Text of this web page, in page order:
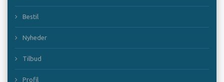
Bestil
Nyheder
Tilbud
Profil